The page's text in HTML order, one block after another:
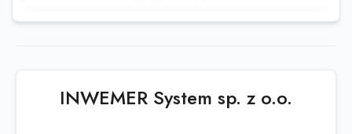
INWEMER System sp. z o.o.